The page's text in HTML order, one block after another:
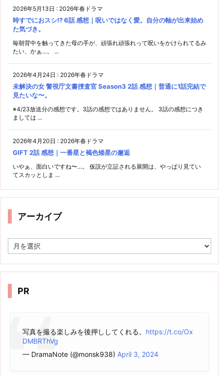
2026年5月13日 : 2026年春ドラマ
時すでにおスシ!? 6話 感想｜呪いではなく愛。自分の軸が出来始め
た気づき。
毎朝背中を触ってきた母の手が、頑張れ頑張れって呪いをかけられてるみ
たい、かぁ…。 ...
2026年4月24日 : 2026年春ドラマ
未解決の女 警視庁文書捜査官 Season3 2話 感想｜普通に1話完結で
見たいな〜。
※4/23放送分の感想です。3話の感想ではありません。 3話の感想につき
ましては ...
2026年4月20日 : 2026年春ドラマ
GIFT 2話 感想｜一番星と褐色矮星の邂逅
いやぁ、面白いですね〜…。 仮説が立証される展開は、やっぱり見てい
てスカッとしま ...
アーカイブ
ー
イ
PR
写真を撮る楽しみを後押ししてくれる。 https://t.co/Ox
DMBRThVg
— DramaNote (@monsk938) April 3, 2024